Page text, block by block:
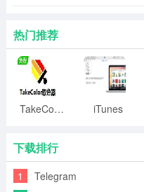
软件功能
开放插件，无限可能
支持 javascript 编写插件
（插件体系尚在完善中，
热门推荐
TakeColor取色器 iTunes
下载排行
1 Telegram